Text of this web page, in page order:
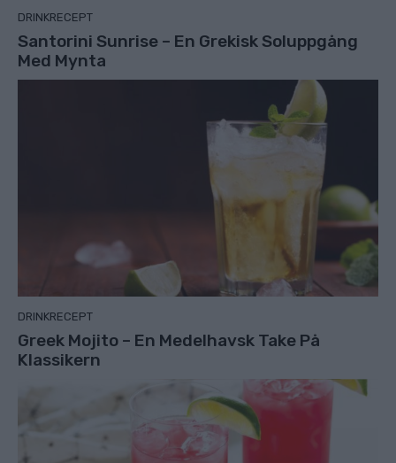
DRINKRECEPT
Santorini Sunrise – En Grekisk Soluppgång
Med Mynta
DRINKRECEPT
Greek Mojito – En Medelhavsk Take På
Klassikern